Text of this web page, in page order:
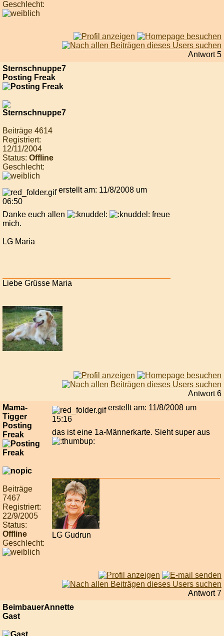
Geschlecht:
Antwort 5
Sternschnuppe7
Posting Freak
Beiträge 4614
Registriert:
12/11/2004
Status: Offline
Geschlecht:
erstellt am: 11/8/2008 um
06:50
Danke euch allen
freue
mich.
LG Maria
Liebe Grüsse Maria
Antwort 6
Mama-
Tigger
Posting
Freak
Beiträge
7467
Registriert:
22/9/2005
Status:
Offline
Geschlecht:
erstellt am: 11/8/2008 um
15:16
das ist eine 1a-Männerkarte. Sieht super aus
LG Gudrun
Antwort 7
BeimbauerAnnette
Gast